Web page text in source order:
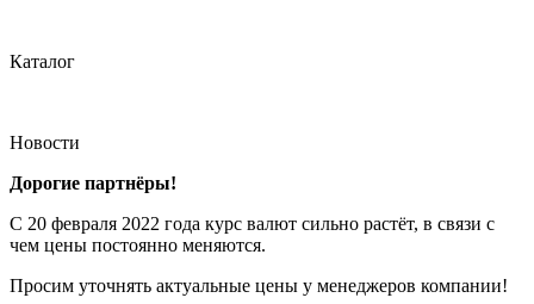
Каталог
Новости
Дорогие партнёры!
С 20 февраля 2022 года курс валют сильно растёт, в связи с
чем цены постоянно меняются.
Просим уточнять актуальные цены у менеджеров компании!